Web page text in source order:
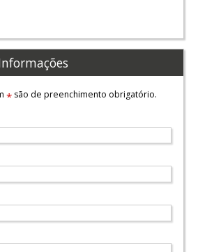
*são de preenchimento obrigatório.